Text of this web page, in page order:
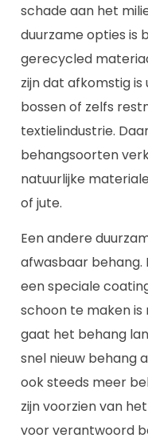
schade aan het
duurzame opties is
gerecycled
zijn dat afkomstig
bossen of zelfs
textielindustrie.
behangsoorten
natuurlijke
of jute.
Een andere
afwasbaar behang.
een speciale
schoon te maken
gaat het behang
snel nieuw behang
ook steeds meer
zijn voorzien van
voor verantwoord